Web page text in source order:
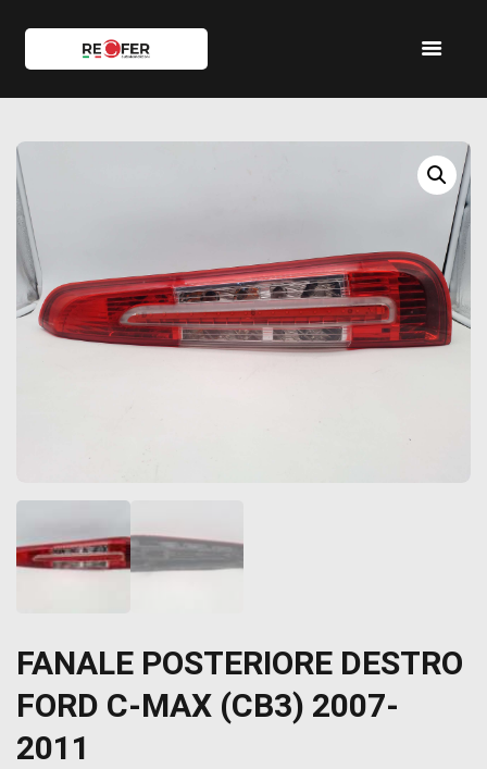
HOME
FANALE POSTERIORE DESTRO
FORD C-MAX (CB3) 2007-
2011